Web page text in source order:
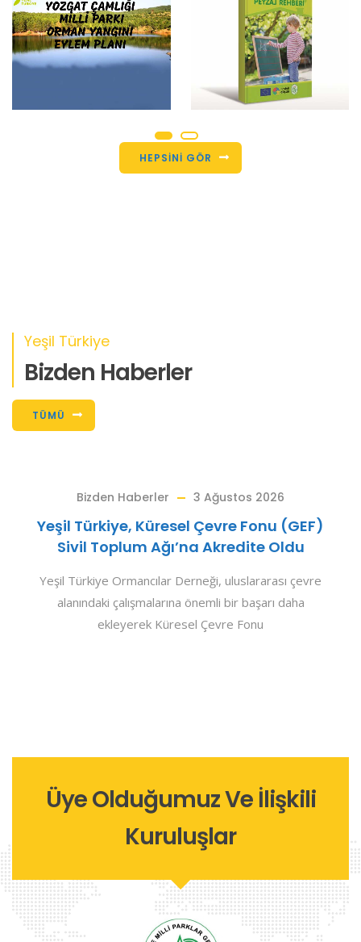
HEPSINI GÖR
Yeşil Türkiye
Bizden Haberler
TÜMÜ
3 Ağustos 2026
Küresel Çevre Fonu (GEF)
Ağı’na Akredite Oldu
Derneği, uluslararası çevre
önemli bir başarı daha
Küresel Çevre Fonu
UNCCD
Bir Araya
Yeşil Orman
Üye Olduğumuz Ve İlişkili
Kuruluşlar